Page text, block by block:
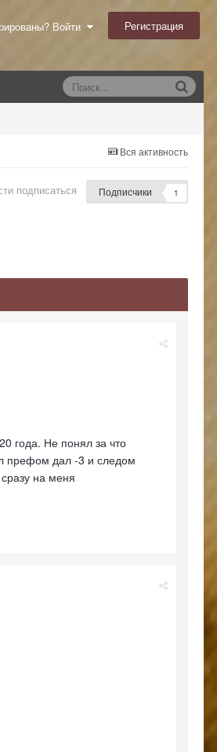
Войти Регистрация
Вся активность
подписаться Подписчики 1
года. Не понял за что
префом дал -3 и следом
на меня